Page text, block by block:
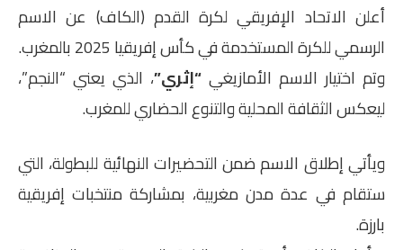
أعلن الاتحاد الإفريقي لكرة القدم (الكاف) عن الاسم
الرسمي للكرة المستخدمة في كأس إفريقيا 2025 بالمغرب.
وتم اختيار الاسم الأمازيغي “إثري”، الذي يعني “النجم”،
ليعكس الثقافة المحلية والتنوع الحضاري للمغرب.
ويأتي إطلاق الاسم ضمن التحضيرات النهائية للبطولة، التي
ستقام في عدة مدن مغربية، بمشاركة منتخبات إفريقية
بارزة.